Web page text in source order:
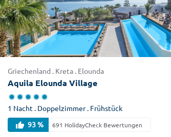
Griechenland . Kreta . Elounda
Aquila Elounda Village
1 Nacht . Doppelzimmer . Frühstück
93 %
691 HolidayCheck Bewertungen